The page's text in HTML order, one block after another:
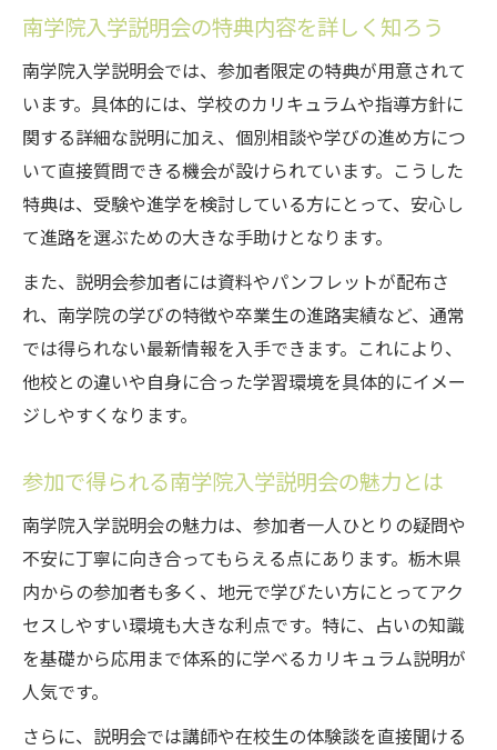
覧
説明会参加による学習支援の具体例を紹介
南学院入学説明会で相談できる内容とは
進学準備に役立つ説明会サポートの使い方
南学院入学説明会ならではの支援体制とは
特典を活用した進路選びの新しい視点
理由
特典活用で広がる進学の選択肢と可能性
南学院入学説明会の特典から得る新たな視
う
南学院入学説明会を最大限活用するコツと
は
栃木県での説明会参加者向け活用ポイント
秘訣
南学院入学説明会の特典内容を詳しく知ろう
南学院入学説明会では、参加者限定の特典が用意されて
います。具体的には、学校のカリキュラムや指導方針に
関する詳細な説明に加え、個別相談や学びの進め方につ
いて直接質問できる機会が設けられています。こうした
特典は、受験や進学を検討している方にとって、安心し
て進路を選ぶための大きな手助けとなります。
また、説明会参加者には資料やパンフレットが配布さ
れ、南学院の学びの特徴や卒業生の進路実績など、通常
では得られない最新情報を入手できます。これにより、
他校との違いや自身に合った学習環境を具体的にイメー
ジしやすくなります。
参加で得られる南学院入学説明会の魅力とは
南学院入学説明会の魅力は、参加者一人ひとりの疑問や
不安に丁寧に向き合ってもらえる点にあります。栃木県
内からの参加者も多く、地元で学びたい方にとってアク
セスしやすい環境も大きな利点です。特に、占いの知識
を基礎から応用まで体系的に学べるカリキュラム説明が
人気です。
さらに、説明会では講師や在校生の体験談を直接聞ける